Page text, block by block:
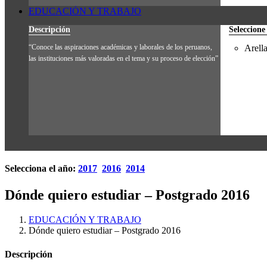
EDUCACIÓN Y TRABAJO
Descripción
“Conoce las aspiraciones académicas y laborales de los peruanos,
las instituciones más valoradas en el tema y su proceso de elección”
Selecciona el año: 2017 2016 2014
Dónde quiero estudiar – Postgrado 2016
EDUCACIÓN Y TRABAJO
Dónde quiero estudiar – Postgrado 2016
Descripción